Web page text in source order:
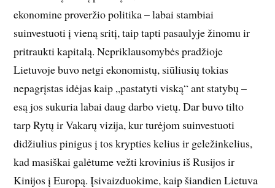
ekonomine proveržio politika – labai stambiai
suinvestuoti į vieną sritį, taip tapti pasaulyje žinomu ir
pritraukti kapitalą. Nepriklausomybės pradžioje
Lietuvoje buvo netgi ekonomistų, siūliusių tokias
nepagrįstas idėjas kaip „pastatyti viską“ ant statybų –
esą jos sukuria labai daug darbo vietų. Dar buvo tilto
tarp Rytų ir Vakarų vizija, kur turėjom suinvestuoti
didžiulius pinigus į tos krypties kelius ir geležinkelius,
kad masiškai galėtume vežti krovinius iš Rusijos ir
Kinijos į Europą. Įsivaizduokime, kaip šiandien Lietuva